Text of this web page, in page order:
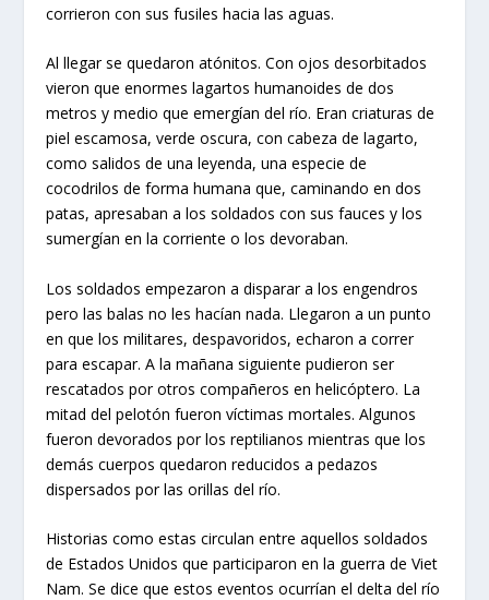
corrieron con sus fusiles hacia las aguas.
Al llegar se quedaron atónitos. Con ojos desorbitados
vieron que enormes lagartos humanoides de dos
metros y medio que emergían del río. Eran criaturas de
piel escamosa, verde oscura, con cabeza de lagarto,
como salidos de una leyenda, una especie de
cocodrilos de forma humana que, caminando en dos
patas, apresaban a los soldados con sus fauces y los
sumergían en la corriente o los devoraban.
Los soldados empezaron a disparar a los engendros
pero las balas no les hacían nada. Llegaron a un punto
en que los militares, despavoridos, echaron a correr
para escapar. A la mañana siguiente pudieron ser
rescatados por otros compañeros en helicóptero. La
mitad del pelotón fueron víctimas mortales. Algunos
fueron devorados por los reptilianos mientras que los
demás cuerpos quedaron reducidos a pedazos
dispersados por las orillas del río.
Historias como estas circulan entre aquellos soldados
de Estados Unidos que participaron en la guerra de Viet
Nam. Se dice que estos eventos ocurrían el delta del río